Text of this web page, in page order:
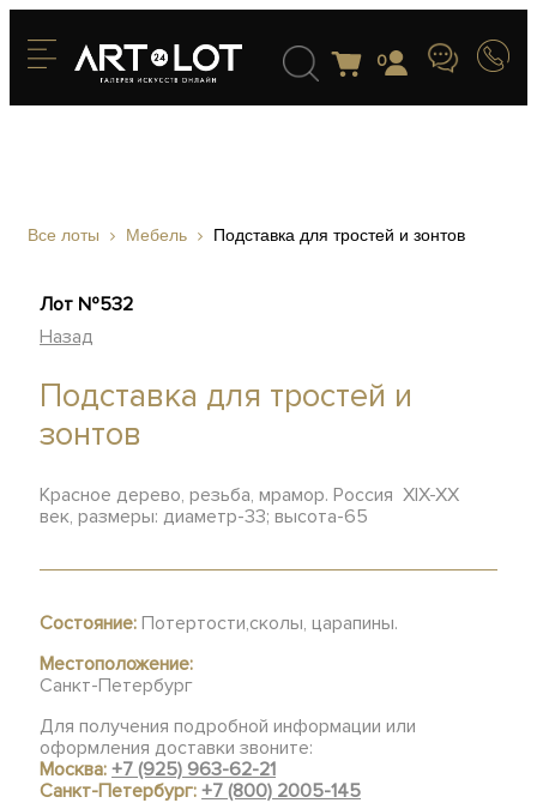
0
Все лоты Мебель Подставка для тростей и зонтов
Лот №532
Назад
Подставка для тростей и
зонтов
Красное дерево, резьба, мрамор. Россия XIX-XX
век, размеры: диаметр-33; высота-65
Состояние: Потертости,сколы, царапины.
Местоположение:
Санкт-Петербург
Для получения подробной информации или
оформления доставки звоните:
Москва:+7 (925) 963-62-21
Санкт-Петербург:+7 (800) 2005-145